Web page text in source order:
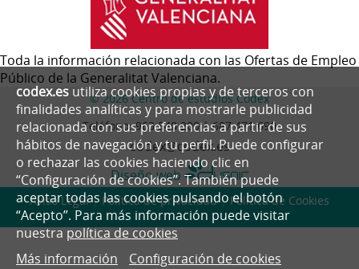
Toda la información relacionada con las Ofertas de Empleo
Público de la Generalitat Valenciana.
© 2026 Centro de estudios Codex
Teléfono: 963 540 200 | 687 471 690
codex@codex.es
Diseño web
Aviso Legal | Política de privacidad | Política de Cookies
codex.es utiliza cookies propias y de terceros con
finalidades analíticas y para mostrarle publicidad
relacionada con sus preferencias a partir de sus
hábitos de navegación y tu perfil. Puede configurar
o rechazar las cookies haciendo clic en
“Configuración de cookies”. También puede
aceptar todas las cookies pulsando el botón
“Acepto”. Para más información puede visitar
nuestrapolítica de cookies
Más información
Configuración de cookies